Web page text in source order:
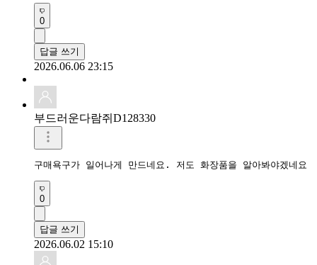
0
답글 쓰기
2026.06.06 23:15
부드러운다람쥐D128330
구매욕구가 일어나게 만드네요. 저도 화장품을 알아봐야겠네요
0
답글 쓰기
2026.06.02 15:10